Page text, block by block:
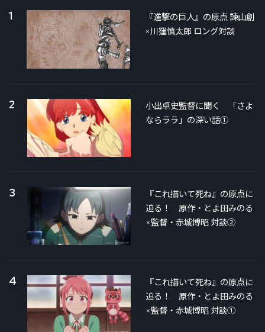
1
『進撃の巨人』の原点 諫山創
×川窪慎太郎 ロング対談
2
小出卓史監督に聞く 「さよ
ならララ」の深い話①
3
『これ描いて死ね』の原点に
迫る！ 原作・とよ田みのる
×監督・赤城博昭 対談②
4
『これ描いて死ね』の原点に
迫る！ 原作・とよ田みのる
×監督・赤城博昭 対談①